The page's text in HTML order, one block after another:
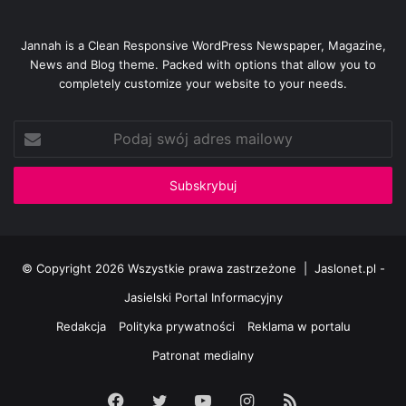
„0,5 L” – NA PARĘ
SOK JABŁKOWY, CZARNA PORZECZKA, POMARAŃCZOWY
COCA-COLA 2 BUT. 0,20 NA PARĘ
SPRITE 1 BUT. 0,20 NA PARĘ
Jannah is a Clean Responsive WordPress Newspaper, Magazine,
News and Blog theme. Packed with options that allow you to
completely customize your website to your needs.
Podaj
swój
adres
© Copyright 2026 Wszystkie prawa zastrzeżone | Jaslonet.pl -
Jasielski Portal Informacyjny
Redakcja
Polityka prywatności
Reklama w portalu
Patronat medialny
Facebook
Twitter YouTubeInstagram